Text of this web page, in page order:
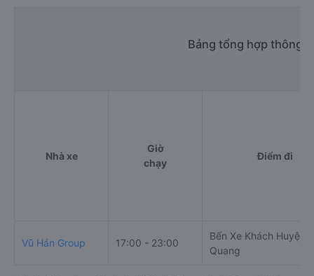
Bảng tổng hợp thông
Nhà xe
Giờ
chạy
Điểm đi
Vũ Hán Group 17:00 - 23:00
Bến Xe Khách Huyện
Quang